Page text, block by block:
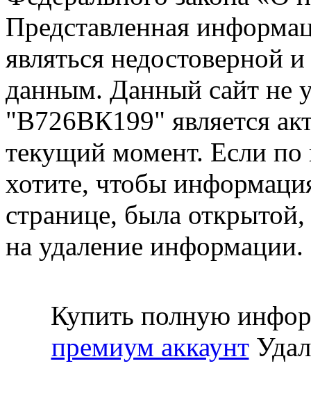
Представленная
являться недостоверной
данным. Данный сайт не
"В726ВК199" является
текущий момент. Если
хотите, чтобы
странице, была открытой,
на удаление информации.
Купить полную
премиум аккаунт